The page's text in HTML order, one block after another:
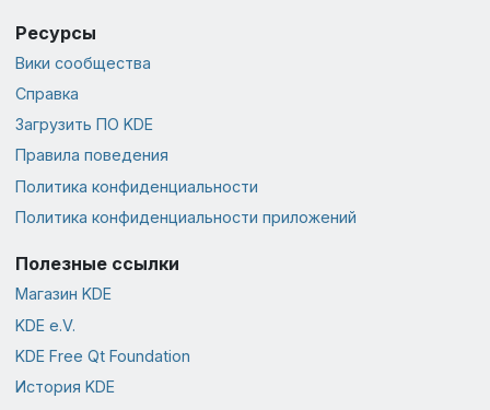
Ресурсы
Вики сообщества
Справка
Загрузить ПО KDE
Правила поведения
Политика конфиденциальности
Политика конфиденциальности приложений
Полезные ссылки
Магазин KDE
KDE e.V.
KDE Free Qt Foundation
История KDE